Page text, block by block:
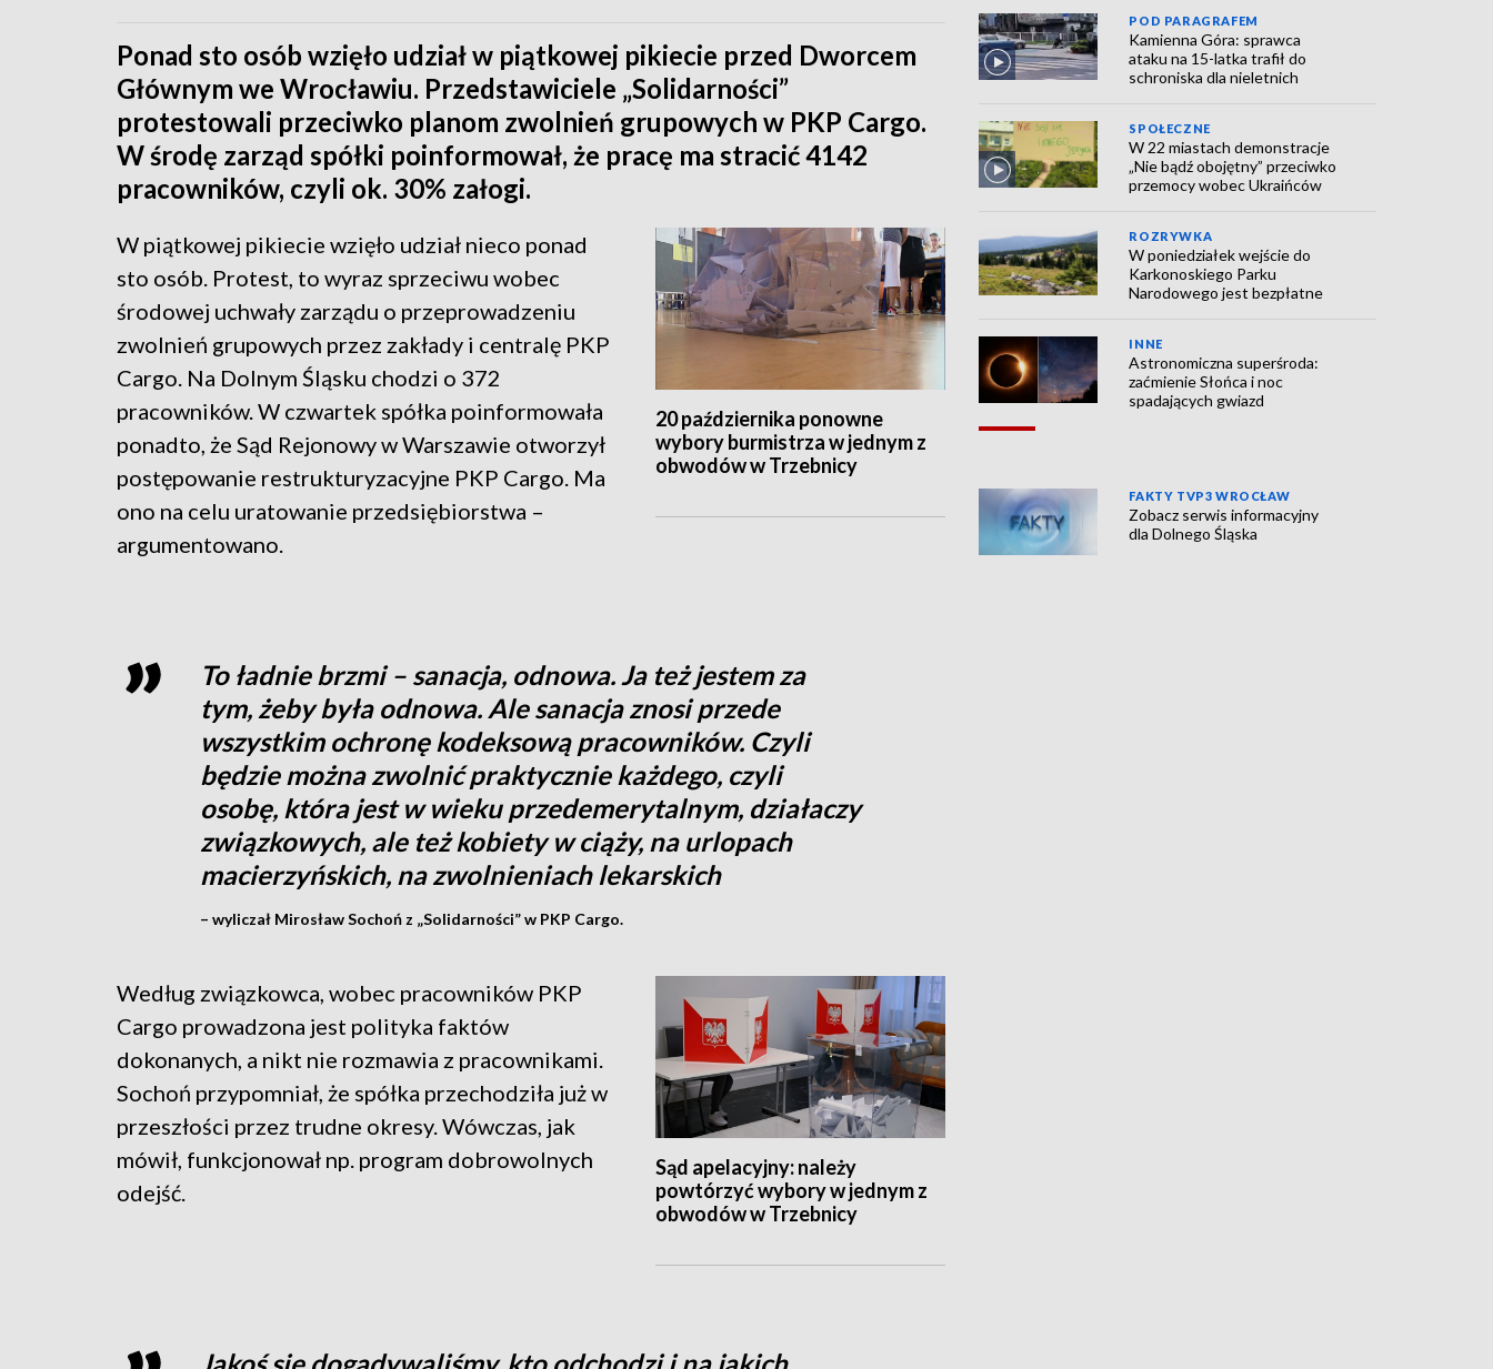
Ponad sto osób wzięło udział w piątkowej pikiecie przed Dworcem
Głównym we Wrocławiu. Przedstawiciele „Solidarności”
protestowali przeciwko planom zwolnień grupowych w PKP Cargo.
W środę zarząd spółki poinformował, że pracę ma stracić 4142
pracowników, czyli ok. 30% załogi.
20 października ponowne
wybory burmistrza w jednym z
obwodów w Trzebnicy
W piątkowej pikiecie wzięło udział nieco ponad
sto osób. Protest, to wyraz sprzeciwu wobec
środowej uchwały zarządu o przeprowadzeniu
zwolnień grupowych przez zakłady i centralę PKP
Cargo. Na Dolnym Śląsku chodzi o 372
pracowników. W czwartek spółka poinformowała
ponadto, że Sąd Rejonowy w Warszawie otworzył
postępowanie restrukturyzacyjne PKP Cargo. Ma
ono na celu uratowanie przedsiębiorstwa –
argumentowano.
To ładnie brzmi – sanacja, odnowa. Ja też jestem za
tym, żeby była odnowa. Ale sanacja znosi przede
wszystkim ochronę kodeksową pracowników. Czyli
będzie można zwolnić praktycznie każdego, czyli
osobę, która jest w wieku przedemerytalnym, działaczy
związkowych, ale też kobiety w ciąży, na urlopach
macierzyńskich, na zwolnieniach lekarskich
– wyliczał Mirosław Sochoń z „Solidarności” w PKP Cargo.
Sąd apelacyjny: należy
powtórzyć wybory w jednym z
obwodów w Trzebnicy
Według związkowca, wobec pracowników PKP
Cargo prowadzona jest polityka faktów
dokonanych, a nikt nie rozmawia z pracownikami.
Sochoń przypomniał, że spółka przechodziła już w
przeszłości przez trudne okresy. Wówczas, jak
mówił, funkcjonował np. program dobrowolnych
odejść.
POD PARAGRAFEM
Kamienna Góra: sprawca
ataku na 15-latka trafił do
schroniska dla nieletnich
SPOŁECZNE
W 22 miastach demonstracje
„Nie bądź obojętny” przeciwko
przemocy wobec Ukraińców
ROZRYWKA
W poniedziałek wejście do
Karkonoskiego Parku
Narodowego jest bezpłatne
INNE
Astronomiczna superśroda:
zaćmienie Słońca i noc
spadających gwiazd
FAKTY TVP3 WROCŁAW
Zobacz serwis informacyjny
dla Dolnego Śląska